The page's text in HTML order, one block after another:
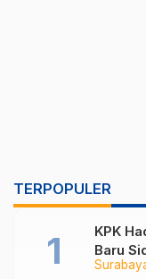
TERPOPULER
KPK
Baru